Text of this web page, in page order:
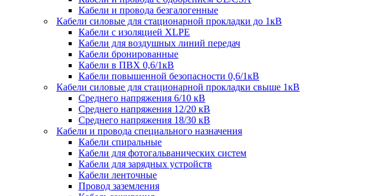
Кабели и провода безгалогенные
Кабели силовые для стационарной прокладки до 1кВ
Кабели c изоляцией XLPE
Кабели для воздушных линий передач
Кабели бронированные
Кабели в ПВХ 0,6/1кВ
Кабели повышенной безопасности 0,6/1кВ
Кабели силовые для стационарной прокладки свыше 1кВ
Среднего напряжения 6/10 кВ
Среднего напряжения 12/20 кВ
Среднего напряжения 18/30 кВ
Кабели и провода специального назначения
Кабели спиральные
Кабели для фотогальванических систем
Кабели для зарядных устройств
Кабели ленточные
Провод заземления